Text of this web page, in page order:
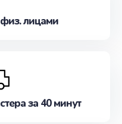
лицами
за 40 минут